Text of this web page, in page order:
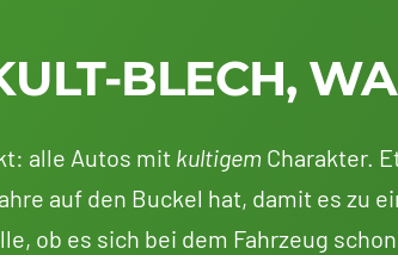
BLECH,
alle Autos mit kultigem Charakter.
auf den Buckel hat, damit es zu
ob es sich bei dem Fahrzeug